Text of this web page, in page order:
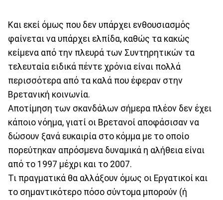
Και εκεί όμως που δεν υπάρχει ενθουσιασμός
φαίνεται να υπάρχει ελπίδα, καθώς τα κακώς
κείμενα από την πλευρά των Συντηρητικών τα
τελευταία ειδικά πέντε χρόνια είναι πολλά
περισσότερα από τα καλά που έφεραν στην
Βρετανική κοινωνία.
Αποτίμηση των σκανδάλων σήμερα πλέον δεν έχει
κάποιο νόημα, γιατί οι Βρετανοί αποφάσισαν να
δώσουν ξανά ευκαιρία στο κόμμα με το οποίο
πορεύτηκαν απρόσμενα δυναμικά η αλήθεια είναι
από το 1997 μέχρι και το 2007.
Τι πραγματικά θα αλλάξουν όμως οι Εργατικοί και
το σημαντικότερο πόσο σύντομα μπορούν (ή